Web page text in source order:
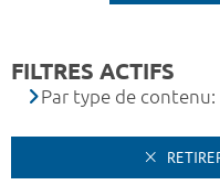
FILTRES ACTIFS
Par type de contenu: